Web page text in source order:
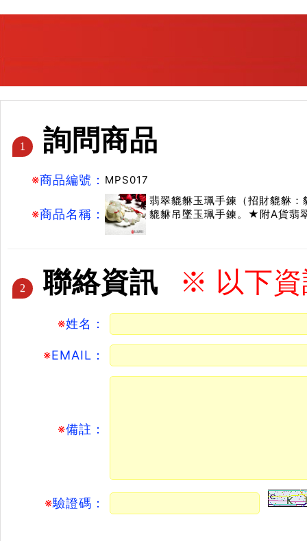
1 詢問商品
※商品編號： MPS017
※商品名稱：
翡翠貔貅玉珮手鍊（招財貔貅
貔貅吊墜玉珮手鍊。★附A貨翡
2 聯絡資訊 ※ 以下資
※姓名：
※EMAIL：
※備註：
※驗證碼：